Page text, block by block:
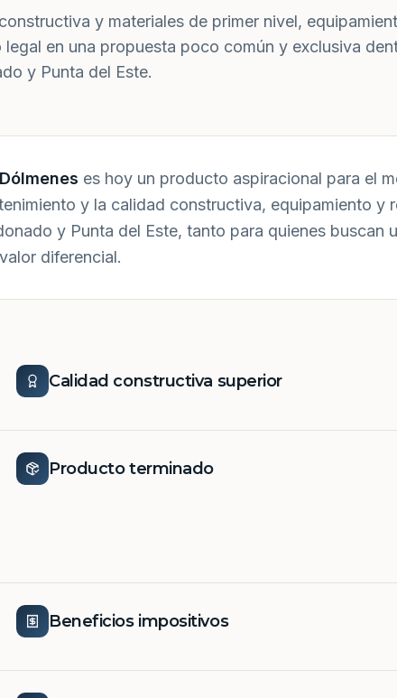
y materiales de primer nivel,
legal en una propuesta poco común y exclusiva
y Punta del Este.
es hoy un producto aspiracional para el
y la calidad constructiva, equipamiento
y Punta del Este, tanto para quienes buscan
diferencial.
Calidad constructiva superior
Producto terminado
Beneficios impositivos